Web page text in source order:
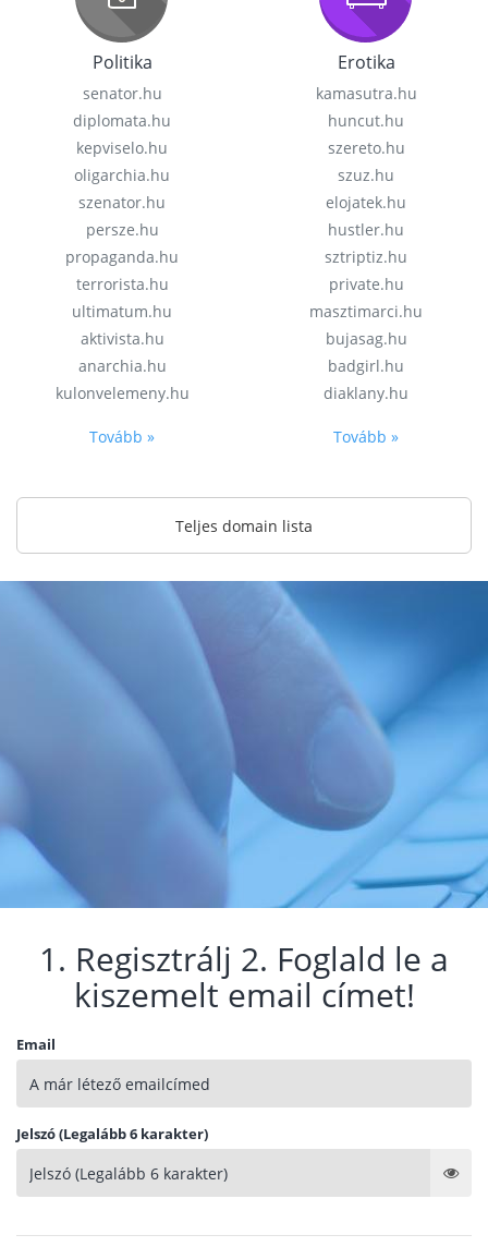
Politika
senator.hu
diplomata.hu
kepviselo.hu
oligarchia.hu
szenator.hu
persze.hu
propaganda.hu
terrorista.hu
ultimatum.hu
aktivista.hu
anarchia.hu
kulonvelemeny.hu
Tovább »
Erotika
kamasutra.hu
huncut.hu
szereto.hu
szuz.hu
elojatek.hu
hustler.hu
sztriptiz.hu
private.hu
masztimarci.hu
bujasag.hu
badgirl.hu
diaklany.hu
Tovább »
Teljes domain lista
1. Regisztrálj 2. Foglald le a
kiszemelt email címet!
Email
Jelszó (Legalább 6 karakter)